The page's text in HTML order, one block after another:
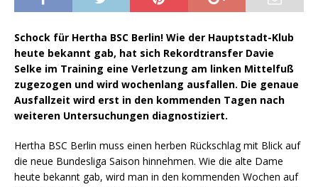
Schock für Hertha BSC Berlin! Wie der Hauptstadt-Klub
heute bekannt gab, hat sich Rekordtransfer Davie
Selke im Training eine Verletzung am linken Mittelfuß
zugezogen und wird wochenlang ausfallen. Die genaue
Ausfallzeit wird erst in den kommenden Tagen nach
weiteren Untersuchungen diagnostiziert.
Hertha BSC Berlin muss einen herben Rückschlag mit Blick auf
die neue Bundesliga Saison hinnehmen. Wie die alte Dame
heute bekannt gab, wird man in den kommenden Wochen auf